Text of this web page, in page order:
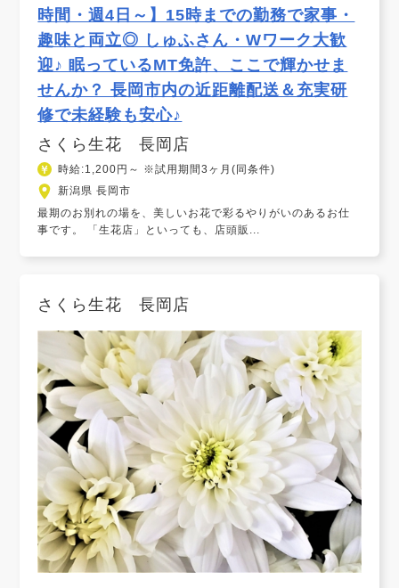
時間・週4日～】15時までの勤務で家事・
趣味と両立◎ しゅふさん・Wワーク大歓
迎♪ 眠っているMT免許、ここで輝かせま
せんか？ 長岡市内の近距離配送＆充実研
修で未経験も安心♪
さくら生花 長岡店
時給:1,200円～ ※試用期間3ヶ月(同条件)
新潟県 長岡市
最期のお別れの場を、美しいお花で彩るやりがいのあるお仕
事です。 「生花店」といっても、店頭販...
さくら生花 長岡店